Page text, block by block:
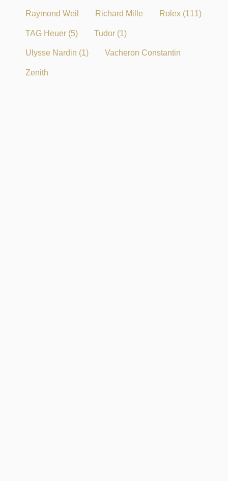
Raymond Weil Richard Mille Rolex (111)
TAG Heuer (5) Tudor (1)
Ulysse Nardin (1) Vacheron Constantin
Zenith